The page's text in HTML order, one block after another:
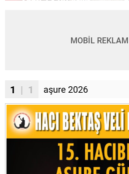
MOBİL
1 | 1 aşure 2026